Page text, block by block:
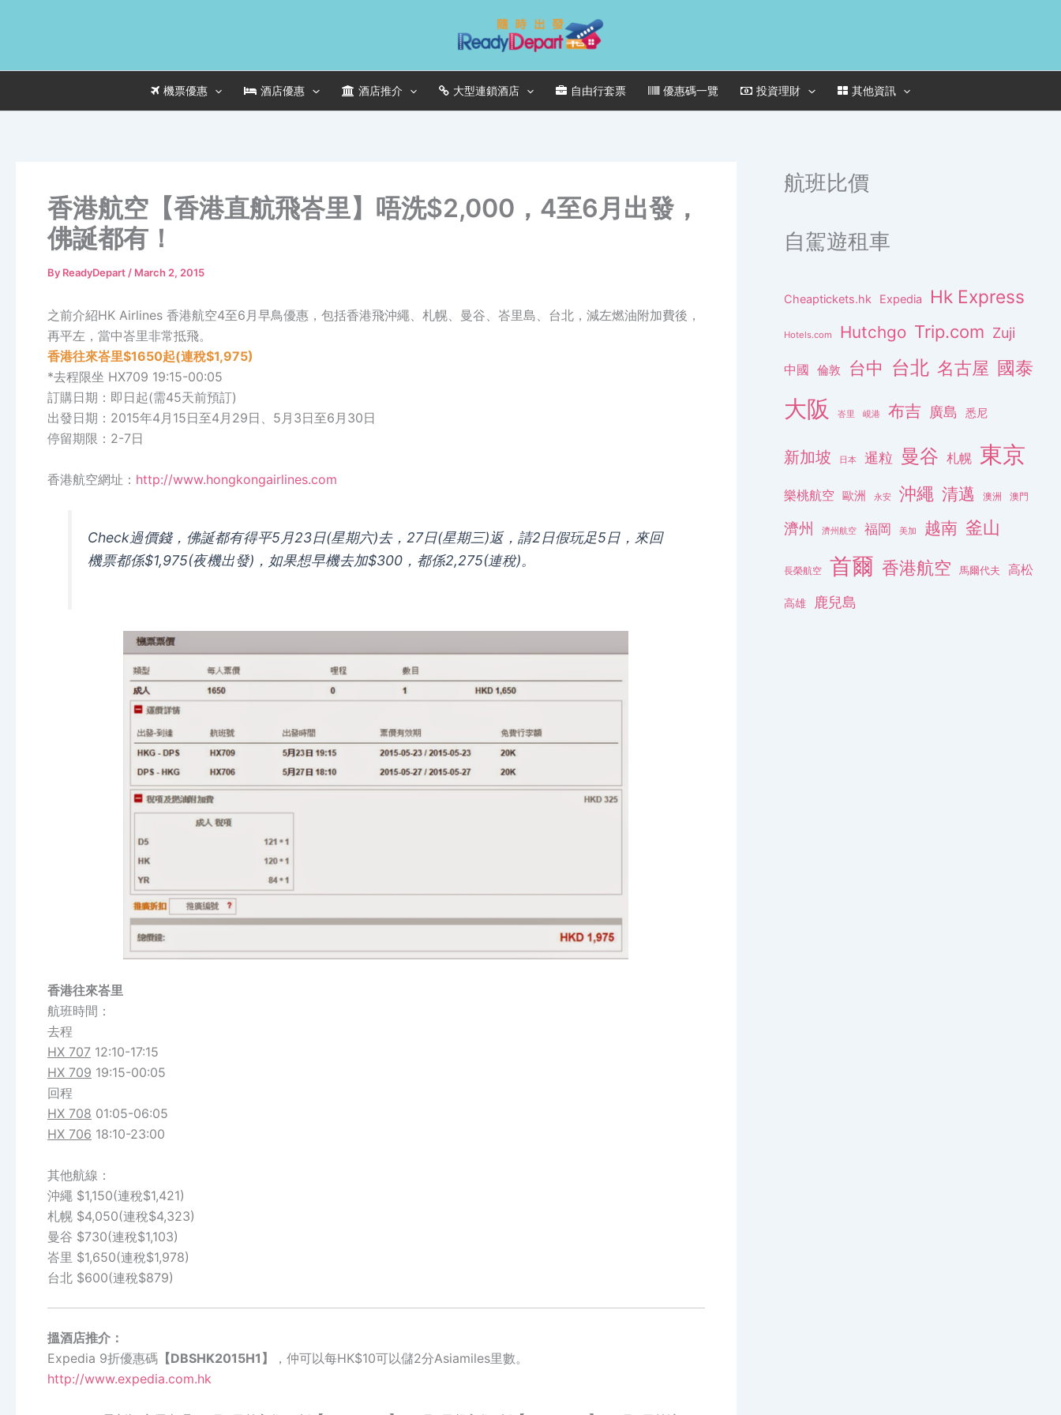
機票優惠 酒店優惠 酒店推介 大型連鎖酒店 自由行套票 優惠碼一覽 投資理財 其他資訊
香港航空【香港直航飛峇里】唔洗$2,000，4至6月出發，
佛誕都有！
By ReadyDepart / March 2, 2015
之前介紹HK Airlines 香港航空4至6月早鳥優惠，包括香港飛沖繩、札幌、曼谷、峇里島、台北，減左燃油附加費後，
再平左，當中峇里非常抵飛。
香港往來峇里$1650起(連稅$1,975)
*去程限坐 HX709 19:15-00:05
訂購日期：即日起(需45天前預訂)
出發日期：2015年4月15日至4月29日、5月3日至6月30日
停留期限：2-7日
香港航空網址： http://www.hongkongairlines.com
Check過價錢，佛誕都有得平5月23日(星期六)去，27日(星期三)返，請2日假玩足5日，來回
機票都係$1,975(夜機出發)，如果想早機去加$300，都係2,275(連稅)。
香港往來峇里
航班時間：
去程
HX 707 12:10-17:15
HX 709 19:15-00:05
回程
HX 708 01:05-06:05
HX 706 18:10-23:00
其他航線：
沖繩 $1,150(連稅$1,421)
札幌 $4,050(連稅$4,323)
曼谷 $730(連稅$1,103)
峇里 $1,650(連稅$1,978)
台北 $600(連稅$879)
搵酒店推介：
Expedia 9折優惠碼 【DBSHK2015H1】
，仲可以每HK$10可以儲2分Asiamiles里數。
http://www.expedia.com.hk
航班比價
自駕遊租車
Cheaptickets.hk Expedia Hk Express
Hotels.com Hutchgo Trip.com Zuji
中國 倫敦 台中 台北 名古屋 國泰
大阪 峇里 峴港 布吉 廣島 悉尼
新加坡 日本 暹粒 曼谷 札幌 東京
樂桃航空 歐洲 永安 沖繩 清邁 澳洲 澳門
濟州 濟州航空 福岡 美加 越南 釜山
長榮航空 首爾 香港航空 馬爾代夫 高松
高雄 鹿兒島